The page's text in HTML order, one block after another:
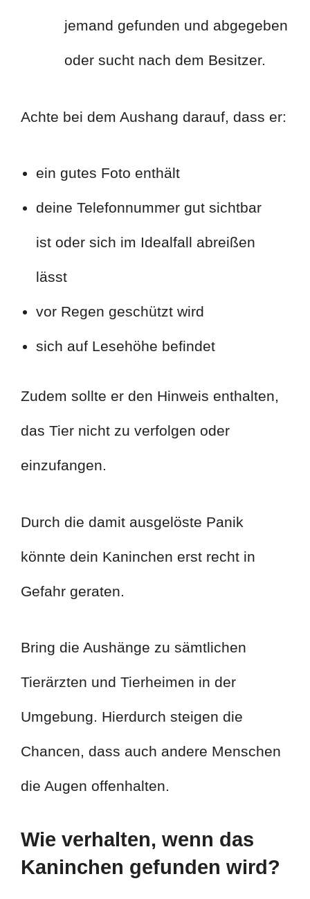
jemand gefunden und abgegeben
oder sucht nach dem Besitzer.
Achte bei dem Aushang darauf, dass er:
ein gutes Foto enthält
deine Telefonnummer gut sichtbar
ist oder sich im Idealfall abreißen
lässt
vor Regen geschützt wird
sich auf Lesehöhe befindet
Zudem sollte er den Hinweis enthalten,
das Tier nicht zu verfolgen oder
einzufangen.
Durch die damit ausgelöste Panik
könnte dein Kaninchen erst recht in
Gefahr geraten.
Bring die Aushänge zu sämtlichen
Tierärzten und Tierheimen in der
Umgebung. Hierdurch steigen die
Chancen, dass auch andere Menschen
die Augen offenhalten.
Wie verhalten, wenn das
Kaninchen gefunden wird?